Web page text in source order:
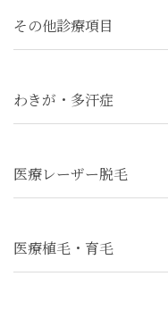
その他診療項目
わきが・多汗症
医療レーザー脱毛
医療植毛・育毛